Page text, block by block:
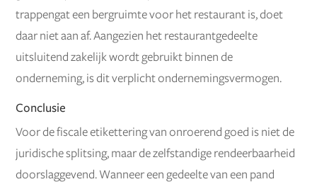
trappengat een bergruimte voor het restaurant is, doet
daar niet aan af. Aangezien het restaurantgedeelte
uitsluitend zakelijk wordt gebruikt binnen de
onderneming, is dit verplicht ondernemingsvermogen.
Conclusie
Voor de fiscale etikettering van onroerend goed is niet de
juridische splitsing, maar de zelfstandige rendeerbaarheid
doorslaggevend. Wanneer een gedeelte van een pand